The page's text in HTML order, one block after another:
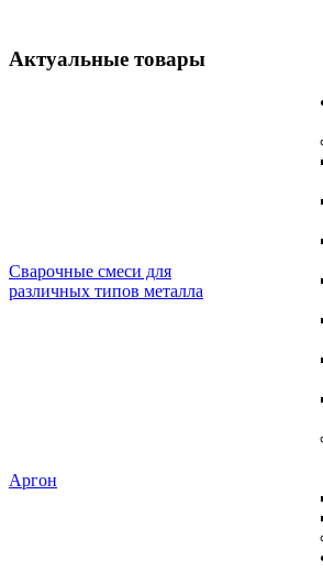
Актуальные товары
Сварочные смеси для
различных типов металла
Аргон